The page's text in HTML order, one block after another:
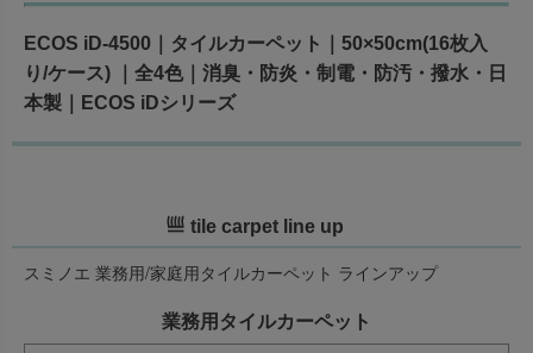
ECOS iD-4500｜タイルカーペット｜50×50cm(16枚入
り/ケース) ｜全4色｜消臭・防炎・制電・防汚・撥水・日
本製｜ECOS iDシリーズ
tile carpet line up
スミノエ 業務用/家庭用タイルカーペット ラインアップ
業務用タイルカーペット